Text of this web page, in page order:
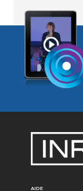
AIDE